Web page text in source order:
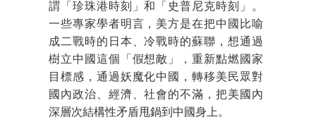
謂「珍珠港時刻」和「史普尼克時刻」。
一些專家學者明言，美方是在把中國比喻
成二戰時的日本、冷戰時的蘇聯，想通過
樹立中國這個「假想敵」，重新點燃國家
目標感，通過妖魔化中國，轉移美民眾對
國內政治、經濟、社會的不滿，把美國內
深層次結構性矛盾甩鍋到中國身上。